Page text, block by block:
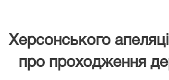
Херсонського
про проходження